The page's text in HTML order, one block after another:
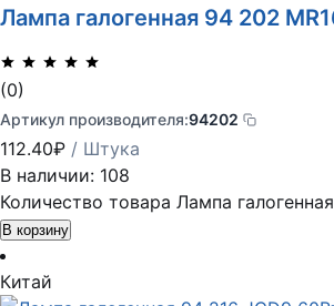
Лампа галогенная 94 202
(0)
Артикул производителя:94202
112.40₽ / Штука
В наличии: 108
Количество товара Лампа
В корзину
Китай